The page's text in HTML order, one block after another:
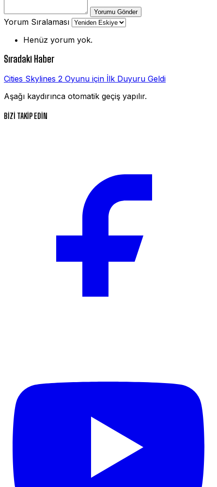
Yorumu Gönder
Yorum Sıralaması
Henüz yorum yok.
Sıradaki Haber
Cities Skylines 2 Oyunu için İlk Duyuru Geldi
Aşağı kaydırınca otomatik geçiş yapılır.
BİZİ TAKİP EDİN